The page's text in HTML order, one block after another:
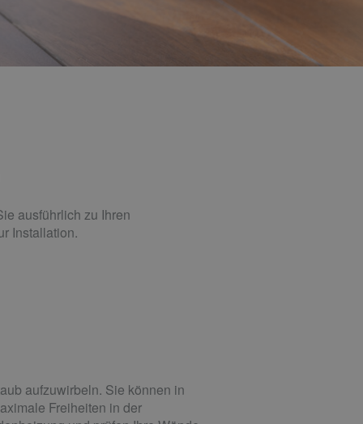
ausführlich zu Ihren
Installation.
aufzuwirbeln. Sie können in
Freiheiten in der